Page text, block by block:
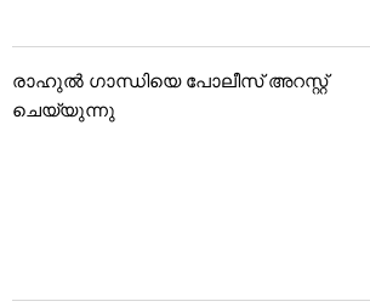
രാഹുൽ ഗാന്ധിയെ പോലീസ് അറസ്റ്റ്
ചെയ്യുന്നു